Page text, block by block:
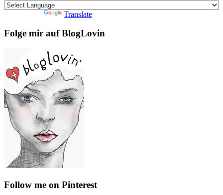
Translate
Folge mir auf BlogLovin
Follow me on Pinterest